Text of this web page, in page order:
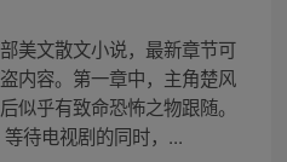
美文散文小说，最新章节可
内容。第一章中，主角楚风
似乎有致命恐怖之物跟随。
待电视剧的同时，...